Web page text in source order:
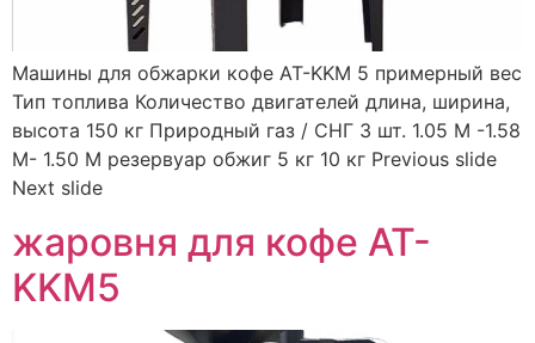
Машины для обжарки кофе AT-KKM 5 примерный вес
Тип топлива Количество двигателей длина, ширина,
высота 150 кг Природный газ / СНГ 3 шт. 1.05 M -1.58
M- 1.50 M резервуар обжиг 5 кг 10 кг Previous slide
Next slide
жаровня для кофе AT-
KKM5